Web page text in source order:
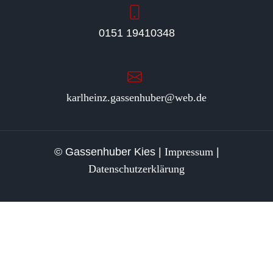
0151 19410348
karlheinz.gassenhuber@web.de
© Gassenhuber Kies | Impressum|
Datenschutzerklärung